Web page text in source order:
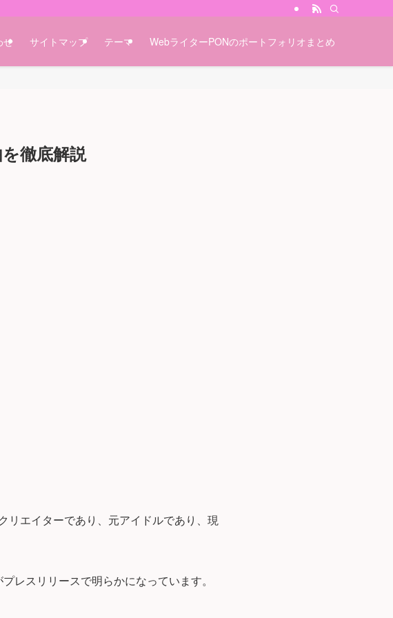
せ サイトマップ テーマ WebライターPONのポートフォリオまとめ
徹底解説
リエイターであり、元アイドルであり、現
レスリリースで明らかになっています。